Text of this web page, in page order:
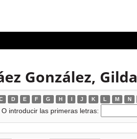
González, Gilda
D E F G H I J K L M N
O introducir las primeras letras: